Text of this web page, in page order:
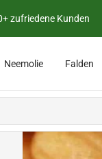
zufriedene Kunden
Neemolie Falden